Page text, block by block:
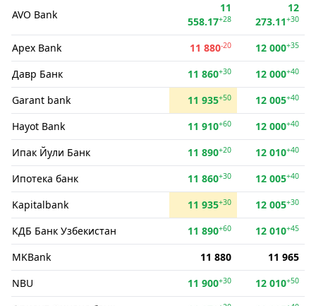
AVO Bank
11
558.17+28
12
273.11+30
Apex Bank 11 880-20 12 000+35
Давр Банк 11 860+30 12 000+40
Garant bank 11 935+50 12 005+40
Hayot Bank 11 910+60 12 000+40
Ипак Йули Банк 11 890+20 12 010+40
Ипотека банк 11 860+30 12 005+40
Kapitalbank 11 935+30 12 005+30
КДБ Банк Узбекистан 11 890+60 12 010+45
MKBank 11 880
11 965
NBU
11 900+30 12 010+50